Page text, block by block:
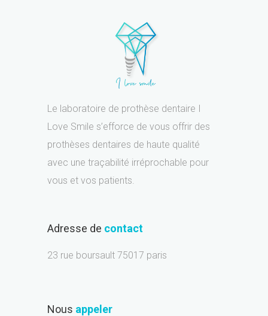
Le laboratoire de prothèse dentaire I
Love Smile s’efforce de vous offrir des
prothèses dentaires de haute qualité
avec une traçabilité irréprochable pour
vous et vos patients.
Adresse de contact
23 rue boursault 75017 paris
Nous appeler